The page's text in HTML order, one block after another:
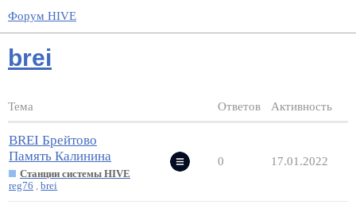
Форум HIVE
brei
Тема Ответов Активность
BREI Брейтово
Память Калинина
Станции системы HIVE
reg76
,brei
0 17.01.2022